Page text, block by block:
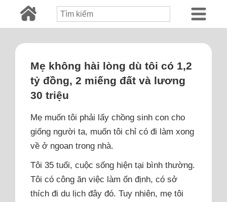
Mẹ không hài lòng dù tôi có 1,2
tỷ đồng, 2 miếng đất và lương
30 triệu
Mẹ muốn tôi phải lấy chồng sinh con cho
giống người ta, muốn tôi chỉ có đi làm xong
về ở ngoan trong nhà.
Tôi 35 tuổi, cuộc sống hiện tại bình thường.
Tôi có công ăn việc làm ổn định, có sở
thích đi du lịch đây đó. Tuy nhiên, mẹ tôi